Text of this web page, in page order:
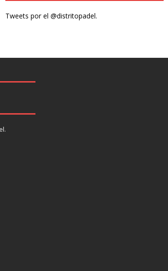
Tweets por el @distritopadel.